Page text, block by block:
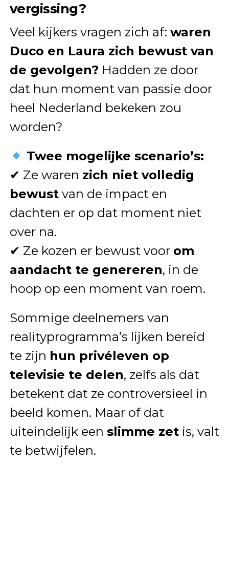
vergissing?
Veel kijkers vragen zich af: waren
Duco en Laura zich bewust van
de gevolgen? Hadden ze door
dat hun moment van passie door
heel Nederland bekeken zou
worden?
Twee mogelijke scenario’s:
✔ Ze waren zich niet volledig
bewustvan de impact en
dachten er op dat moment niet
over na.
✔ Ze kozen er bewust voor om
aandacht te genereren, in de
hoop op een moment van roem.
Sommige deelnemers van
realityprogramma’s lijken bereid
te zijn hun privéleven op
televisie te delen, zelfs als dat
betekent dat ze controversieel in
beeld komen. Maar of dat
uiteindelijk een slimme zetis, valt
te betwijfelen.